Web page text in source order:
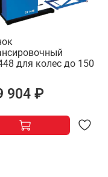
для колес до 150
904 ₽